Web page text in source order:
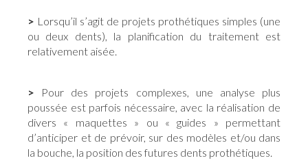
> Lorsqu’il s’agit de projets prothétiques simples (une
ou deux dents), la planification du traitement est
relativement aisée.
> Pour des projets complexes, une analyse plus
poussée est parfois nécessaire, avec la réalisation de
divers « maquettes » ou « guides » permettant
d’anticiper et de prévoir, sur des modèles et/ou dans
la bouche, la position des futures dents prothétiques.